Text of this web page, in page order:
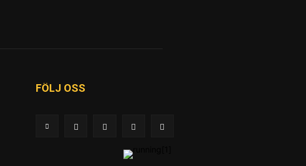
FÖLJ OSS